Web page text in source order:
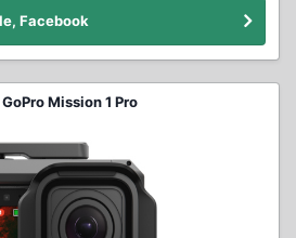
Facebook
Mission 1 Pro